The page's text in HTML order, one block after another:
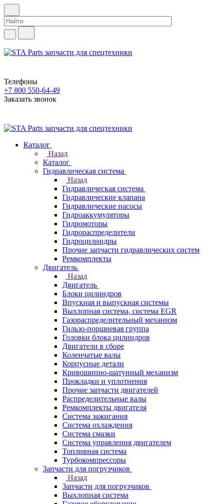
Телефоны
+7 800 550-64-49
Заказать звонок
Каталог
Назад
Каталог
Гидравлическая система
Назад
Гидравлическая система
Гидравлические клапана
Гидравлические насосы
Гидроаккумуляторы
Гидромоторы
Гидрораспределители
Гидроцилиндры
Прочие запчасти гидравлических систем
Ремкомплекты
Двигатель
Назад
Двигатель
Блоки цилиндров
Впускная и выпускная системы
Выхлопная система, система EGR
Газораспределительный механизм
Гильзо-поршневая группа
Головки блока цилиндров
Двигатели в сборе
Коленчатые валы
Корпусные детали
Кривошипно-шатунный механизм
Прокладки и уплотнения
Прочие запчасти двигателей
Распределительные валы
Ремкомплекты двигателя
Система зажигания
Система охлаждения
Система смазки
Система управления двигателем
Топливная система
Турбокомпрессоры
Запчасти для погрузчиков
Назад
Запчасти для погрузчиков
Выхлопная система